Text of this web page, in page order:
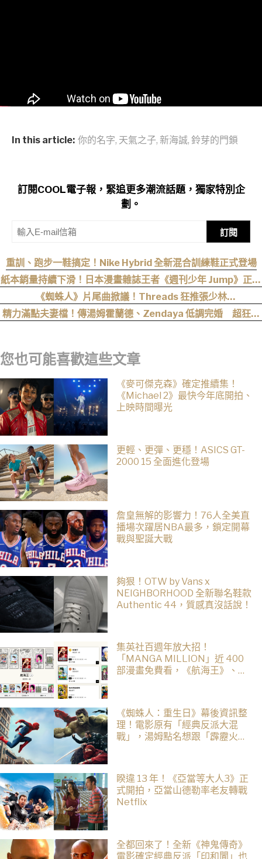
In this article: 你的名字, 天氣之子, 新海誠, 鈴芽的門鎖
訂閱COOL電子報，緊追更多潮流話題，獨家特別企
劃。
訂閱
重訓、跑步一鞋搞定！Nike Hybrid 全新混合訓練鞋正式登場
紙本銷量持續下滑！日本漫畫雜誌王者《週刊少年 Jump》正式
跌破百萬大關
《蜘蛛人》片尾曲掀議！Threads 狂推張少林
〈SpiderMan〉，網友：播這個直接神作預定
精力滿點夫妻檔！傳湯姆霍蘭德、Zendaya 低調完婚 超狂細
您也可能喜歡這些文章
《麥可傑克森》確定推續集！
《Michael 2》最快今年底開拍、
上映時間曝光
更輕、更彈、更穩！ASICS GT-
2000 15 全面進化登場
詹皇無解的影響力！76人全美直
播場次躍居NBA最多，鎖定開幕
戰與聖誕大戰
夠狠！OTW by Vans x
NEIGHBORHOOD 全新聯名鞋款
Authentic 44，質感真沒話說！
集英社百週年放大招！
「MANGA MILLION」近 400
部漫畫免費看，《航海王》、
《蜘蛛人：重生日》幕後資訊整
理！電影原有「經典反派大混
戰」，湯姆點名想跟「霹靂火」
睽違 13 年！《亞當等大人3》正
式開拍，亞當山德勒率老友轉戰
Netflix
全都回來了！全新《神鬼傳奇》
電影確定經典反派「印和闐」也